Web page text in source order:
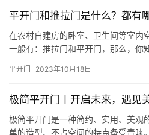
哪種瞭？ 推拉門衣櫃也叫移門衣櫃，
種。內推拉…
平开门和推拉门是什么？都有
在农村自建房的卧室、卫生间等室内
一般有：推拉门和平开门，那么，你
门，也就是下图这种门。 这种门的优
拉门我们常在阳台、卫生间、厨房等
开…
平开门 2023年10月18日
极简平开门丨开启未来，遇见
极简平开门是一种简约、实用、美观
单的造型、不占空间的特点备受青睐